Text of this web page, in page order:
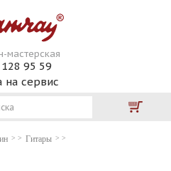
мастерская
95 59
на сервис
Гитары